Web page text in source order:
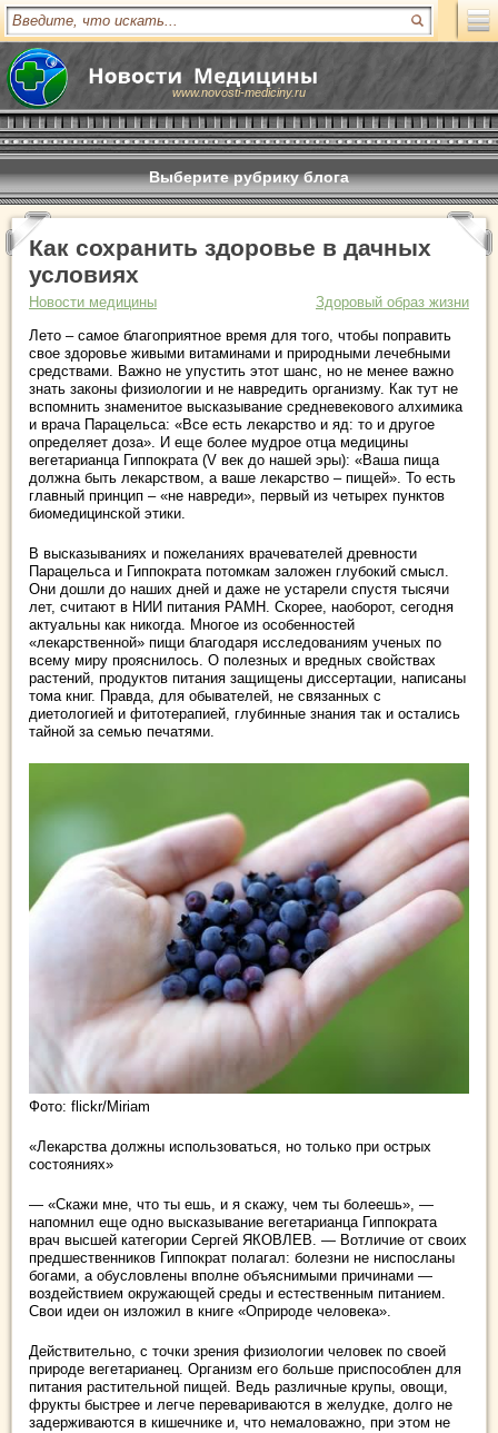
www.novosti-mediciny.ru
Выберите рубрику блога
Как сохранить здоровье в дачных
условиях
Новости медицины
Здоровый образ жизни
Лето – самое благоприятное время для того, чтобы поправить
свое здоровье живыми витаминами и природными лечебными
средствами. Важно не упустить этот шанс, но не менее важно
знать законы физиологии и не навредить организму. Как тут не
вспомнить знаменитое высказывание средневекового алхимика
и врача Парацельса: «Все есть лекарство и яд: то и другое
определяет доза». И еще более мудрое отца медицины
вегетарианца Гиппократа (V век до нашей эры): «Ваша пища
должна быть лекарством, а ваше лекарство – пищей». То есть
главный принцип – «не навреди», первый из четырех пунктов
биомедицинской этики.
В высказываниях и пожеланиях врачевателей древности
Парацельса и Гиппократа потомкам заложен глубокий смысл.
Они дошли до наших дней и даже не устарели спустя тысячи
лет, считают в НИИ питания РАМН. Скорее, наоборот, сегодня
актуальны как никогда. Многое из особенностей
«лекарственной» пищи благодаря исследованиям ученых по
всему миру прояснилось. О полезных и вредных свойствах
растений, продуктов питания защищены диссертации, написаны
тома книг. Правда, для обывателей, не связанных с
диетологией и фитотерапией, глубинные знания так и остались
тайной за семью печатями.
Фото: flickr/Miriam
«Лекарства должны использоваться, но только при острых
состояниях»
— «Скажи мне, что ты ешь, и я скажу, чем ты болеешь», —
напомнил еще одно высказывание вегетарианца Гиппократа
врач высшей категории Сергей ЯКОВЛЕВ. — Вотличие от своих
предшественников Гиппократ полагал: болезни не ниспосланы
богами, а обусловлены вполне объяснимыми причинами —
воздействием окружающей среды и естественным питанием.
Свои идеи он изложил в книге «Оприроде человека».
Действительно, с точки зрения физиологии человек по своей
природе вегетарианец. Организм его больше приспособлен для
питания растительной пищей. Ведь различные крупы, овощи,
фрукты быстрее и легче перевариваются в желудке, долго не
задерживаются в кишечнике и, что немаловажно, при этом не